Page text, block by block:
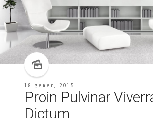
18 gener, 2015
Proin Pulvinar
Dictum